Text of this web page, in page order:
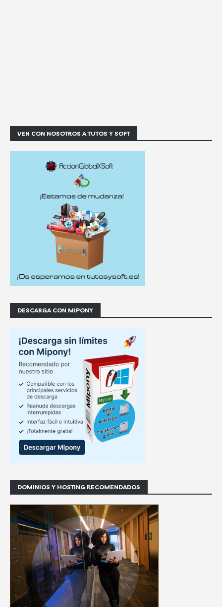
VEN CON NOSOTROS A TUTOS Y SOFT
DESCARGA CON MIPONY
DOMINIOS Y HOSTING RECOMENDADOS